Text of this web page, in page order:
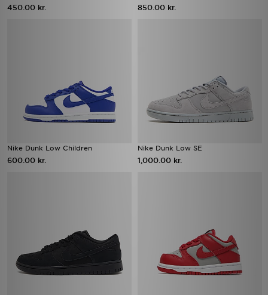
450.00 kr. 850.00 kr.
Nike Dunk Low Children
600.00 kr.
Nike Dunk Low SE
1,000.00 kr.